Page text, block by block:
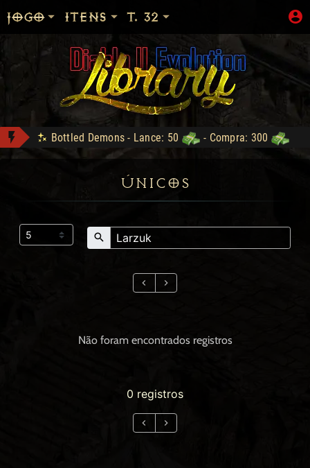
Bottled Demons - Lance: 50
- Compra: 300
Sanon conquistou Dark Wanderer!
Zod Stack - Compra: 800
Shop: "Hire do Ato 5."
The Stone of Jordan - Compra: 500
JOGO ITENS T. 32
ÚNICOS
Não foram encontrados registros
0 registros